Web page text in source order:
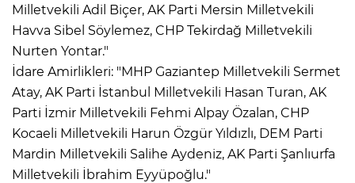
Milletvekili Adil Biçer, AK Parti Mersin Milletvekili
Havva Sibel Söylemez, CHP Tekirdağ Milletvekili
Nurten Yontar."
İdare Amirlikleri: "MHP Gaziantep Milletvekili Sermet
Atay, AK Parti İstanbul Milletvekili Hasan Turan, AK
Parti İzmir Milletvekili Fehmi Alpay Özalan, CHP
Kocaeli Milletvekili Harun Özgür Yıldızlı, DEM Parti
Mardin Milletvekili Salihe Aydeniz, AK Parti Şanlıurfa
Milletvekili İbrahim Eyyüpoğlu."